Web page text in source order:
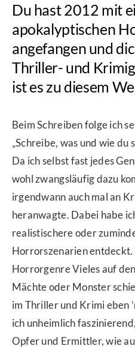
Du hast 2012 mit
apokalyptischen
angefangen und
Thriller- und
ist es zu diesem
Beim Schreiben folge ich
„Schreibe, was und wie du
Da ich selbst fast jedes
wohl zwangsläufig dazu
irgendwann auch mal an
heranwagte. Dabei habe
realistischere oder
Horrorszenarien entdeckt.
Horrorgenre Vieles auf
Mächte oder Monster
im Thriller und Krimi eben
ich unheimlich
Opfer und Ermittler, wie